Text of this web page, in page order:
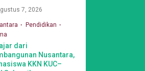
7, 2026
Pendidikan
dari
Nusantara,
KKN KUC–